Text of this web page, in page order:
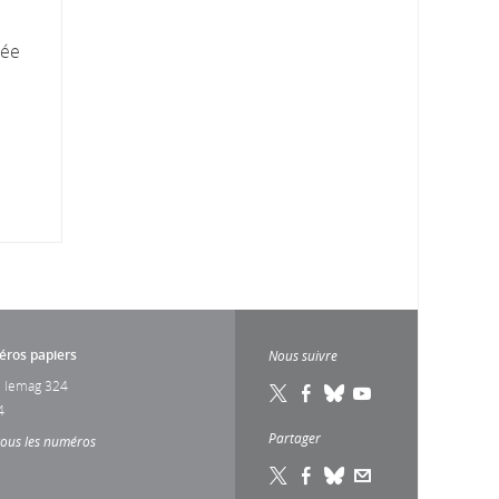
papiers
lemag 324
les numéros
Nous suivre
Partager